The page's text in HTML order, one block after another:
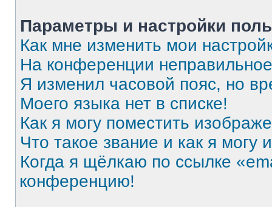
Параметры и настройки
Как мне изменить мои
На конференции
Я изменил часовой пояс, но
Моего языка нет в списке!
Как я могу поместить
Что такое звание и как я могу
Когда я щёлкаю по ссылке
конференцию!